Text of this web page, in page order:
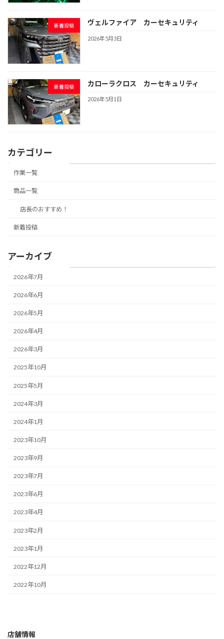
新着投稿 ヴェルファイア カーセキュリティ
2026年5月3日
新着投稿 カローラクロス カーセキュリティ
2026年5月1日
カテゴリー
作業一覧
商品一覧
店長のおすすめ！
新着投稿
アーカイブ
2026年7月
2026年6月
2026年5月
2026年4月
2026年3月
2025年10月
2025年5月
2024年3月
2024年1月
2023年10月
2023年9月
2023年7月
2023年6月
2023年4月
2023年2月
2023年1月
2022年12月
2022年10月
店舗情報